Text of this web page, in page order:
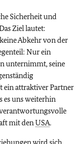
Sicherheit und
Ziel lautet:
Abkehr von der
Nur ein
unternimmt, seine
attraktiver Partner
es uns weiterhin
mit denUSA.